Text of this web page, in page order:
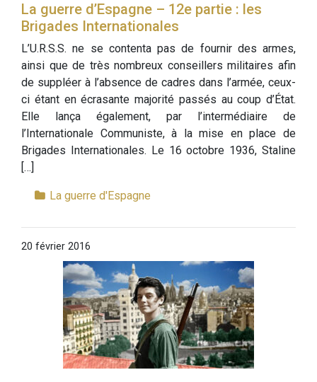
La guerre d’Espagne – 12e partie : les
Brigades Internationales
L’U.R.S.S. ne se contenta pas de fournir des armes,
ainsi que de très nombreux conseillers militaires afin
de suppléer à l’absence de cadres dans l’armée, ceux-
ci étant en écrasante majorité passés au coup d’État.
Elle lança également, par l’intermédiaire de
l’Internationale Communiste, à la mise en place de
Brigades Internationales. Le 16 octobre 1936, Staline
[…]
La guerre d'Espagne
20 février 2016